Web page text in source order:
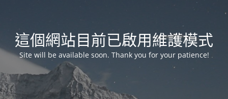
這個網站目前已啟用維護模式
Site will be available soon. Thank you for your patience!